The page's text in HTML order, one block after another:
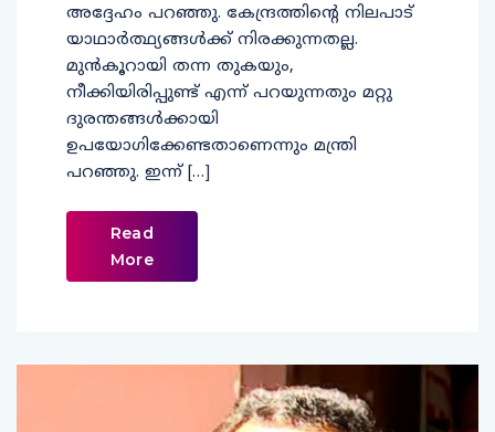
അദ്ദേഹം പറഞ്ഞു. കേന്ദ്രത്തിന്റെ നിലപാട്
യാഥാര്‍ത്ഥ്യങ്ങള്‍ക്ക് നിരക്കുന്നതല്ല.
മുന്‍കൂറായി തന്ന തുകയും,
നീക്കിയിരിപ്പുണ്ട് എന്ന് പറയുന്നതും മറ്റു
ദുരന്തങ്ങള്‍ക്കായി
ഉപയോഗിക്കേണ്ടതാണെന്നും മന്ത്രി
പറഞ്ഞു. ഇന്ന് […]
Read
More